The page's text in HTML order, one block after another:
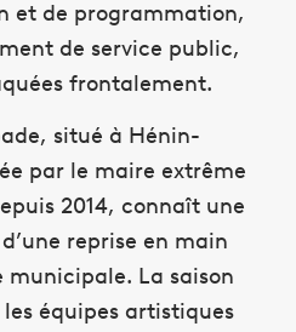
et de programmation,
de service public,
frontalement.
situé à Hénin-
par le maire extrême
2014, connaît une
reprise en main
municipale. La saison
équipes artistiques